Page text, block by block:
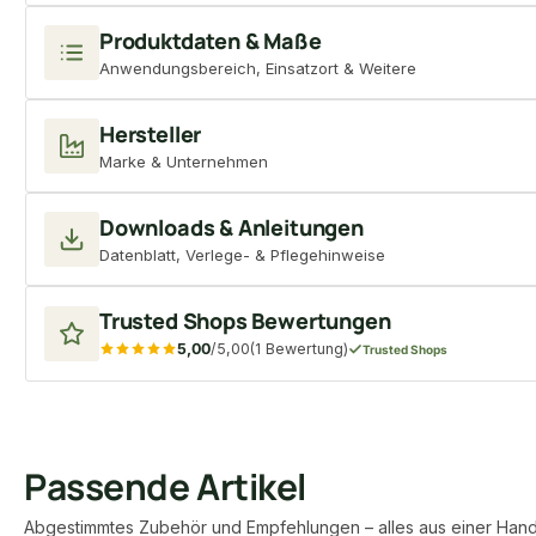
Produktdaten & Maße
Anwendungsbereich, Einsatzort & Weitere
Hersteller
Marke & Unternehmen
Downloads & Anleitungen
Datenblatt, Verlege- & Pflegehinweise
Trusted Shops Bewertungen
5,00/5,00(1 Bewertung) Trusted Shops
Passende Artikel
Abgestimmtes Zubehör und Empfehlungen – alles aus einer